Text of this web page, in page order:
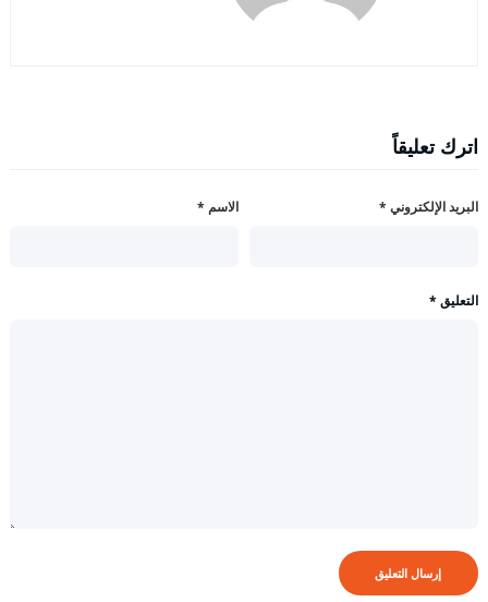
اترك تعليقاً
الاسم * البريد الإلكتروني *
التعليق *